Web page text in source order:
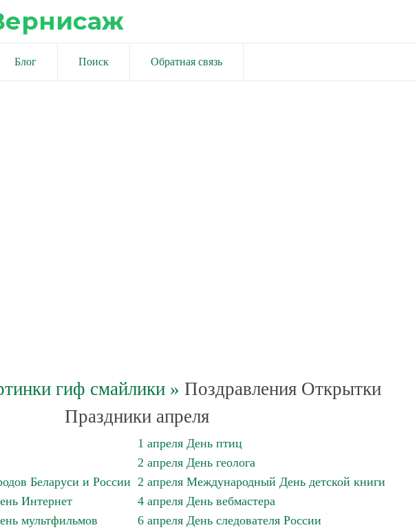
Блог Поиск Обратная связь
гиф смайлики» Поздравления Открытки
Праздники апреля
1 апреля День птиц
2 апреля День геолога
Беларуси и России 2 апреля Международный День детской книги
Интернет
4 апреля День вебмастера
мультфильмов
6 апреля День следователя России